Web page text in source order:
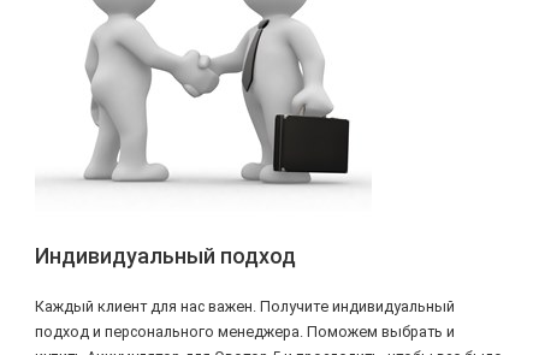
Индивидуальный подход
Каждый клиент для нас важен. Получите индивидуальный
подход и персонального менеджера. Поможем выбрать и